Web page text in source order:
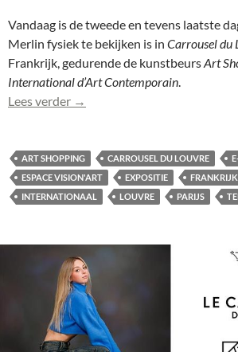
Vandaag is de tweede en tevens laatste
Merlin fysiek te bekijken is in Carrousel du
Frankrijk, gedurende de kunstbeursArt
International d’ArtContemporain.
Lees verder Vandaag tweede dag foto
→
ART SHOPPING CARROUSEL DU LOUVRE
ESPACE VISION'ART
EXPOSITIE FRANKRIJK
INTERNATIONAAL
LOUVRE PARIJS